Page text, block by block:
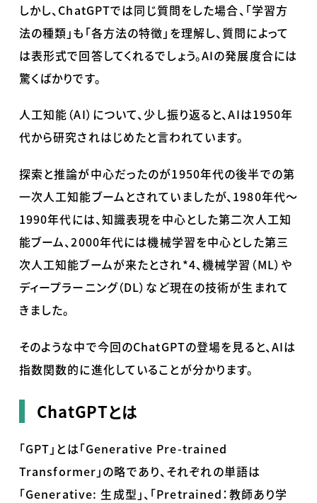
しかし、 ChatGPTでは同じ質問をした場合、「学習方
法の種類」も「各方法の特徴」を理解し、質問によって
は表形式で回答してくれるでしょう。AIの発展度合には
驚くばかりです。
人工知能（AI）について、少し振り返ると、AIは1950年
代から研究されはじめたと言われています。
探索と推論が中心だったのが1950年代の後半での第
一次人工知能ブームとされていましたが、 1980年代～
1990年代には、知識表現を中心とした第二次人工知
能ブーム、2000年代には機械学習を中心とした第三
次人工知能ブームが来たとされ*4、機械学習（ML）や
ディープラーニング（DL）など現在の技術が生まれて
きました。
そのような中で今回のChatGPTの登場を見ると、 AIは
指数関数的に進化していることが分かります。
ChatGPTとは
「GPT 」とは「Generative Pre-trained
Transformer 」の略であり、それぞれの単語は
「Generative: 生成型」、「Pretrained：教師あり学